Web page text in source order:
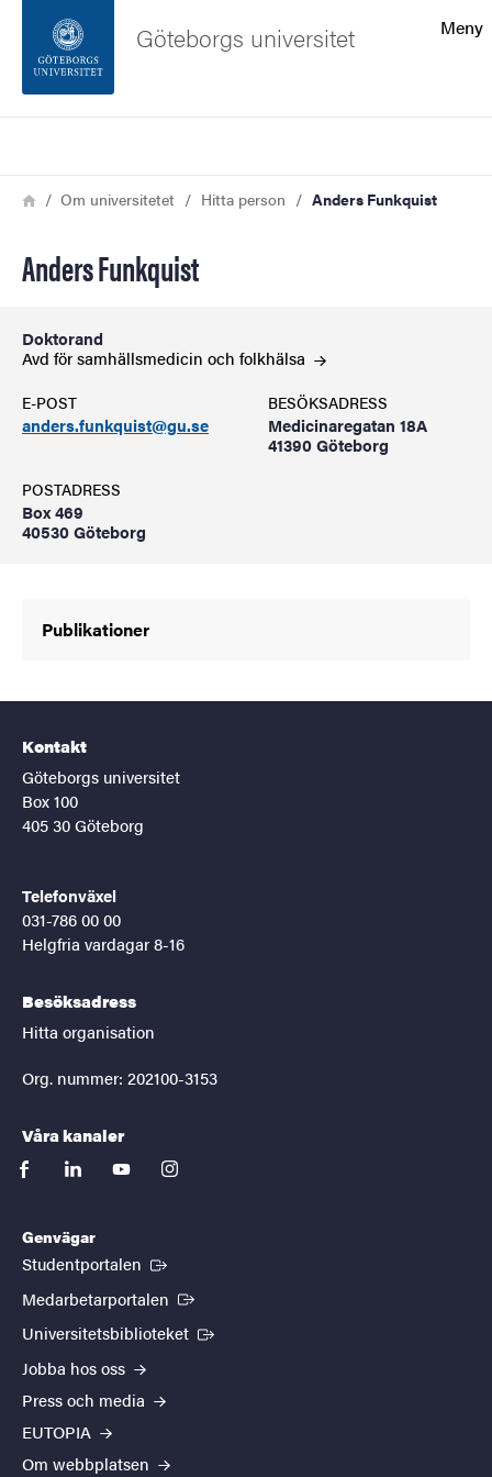
Sidfoten
Meny
Göteborgs universitet
Länkstig
HemOm universitetet Hitta person Anders Funkquist
Anders Funkquist
Doktorand
Avd för samhällsmedicin och folkhälsa
E-POST
anders.funkquist@gu.se
BESÖKSADRESS
Medicinaregatan 18A
41390 Göteborg
POSTADRESS
Box 469
40530 Göteborg
Publikationer
Kontakt
Göteborgs universitet
Box 100
405 30 Göteborg
Telefonväxel
031-786 00 00
Helgfria vardagar 8-16
Besöksadress
Hitta organisation
Org. nummer: 202100-3153
Våra kanaler
facebooklinkedinyoutubeinstagram
Genvägar
Studentportalen (Extern länk)
Medarbetarportalen (Extern länk)
Universitetsbiblioteket (Extern länk)
Jobba hos oss
Press och media
EUTOPIA
Om webbplatsen